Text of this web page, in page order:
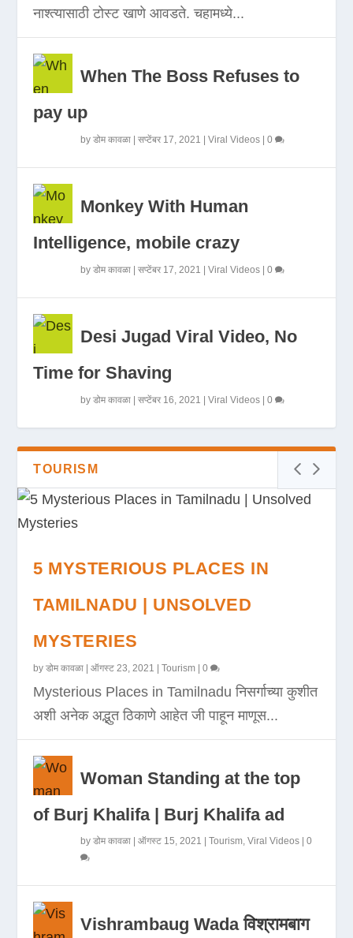
नाश्त्यासाठी टोस्ट खाणे आवडते. चहामध्ये...
When The Boss Refuses to
pay up
byडोम कावळा |सप्टेंबर 17, 2021 |Viral Videos |0
Monkey With Human
Intelligence, mobile crazy
byडोम कावळा |सप्टेंबर 17, 2021 |Viral Videos |0
Desi Jugad Viral Video, No
Time for Shaving
byडोम कावळा |सप्टेंबर 16, 2021 |Viral Videos |0
TOURISM
5 MYSTERIOUS PLACES IN
TAMILNADU | UNSOLVED
MYSTERIES
byडोम कावळा |ऑगस्ट 23, 2021 |Tourism |0
Mysterious Places in Tamilnadu निसर्गाच्या कुशीत
अशी अनेक अद्भुत ठिकाणे आहेत जी पाहून माणूस...
Woman Standing at the top
of Burj Khalifa | Burj Khalifa ad
byडोम कावळा |ऑगस्ट 15, 2021 |Tourism ,Viral Videos |0
Vishrambaug Wada विश्रामबाग